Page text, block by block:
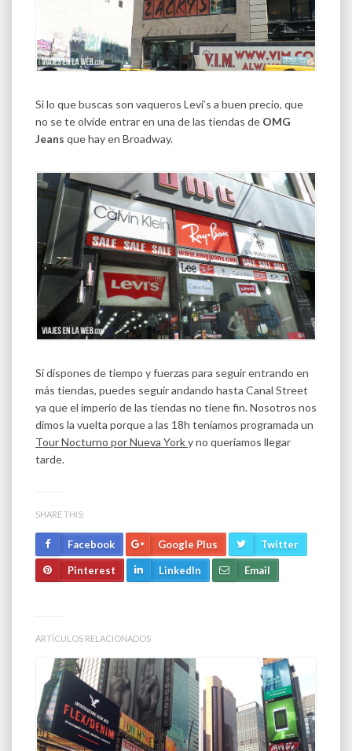
Si lo que buscas son vaqueros Levi’s a buen precio, que
no se te olvide entrar en una de las tiendas de OMG
Jeans que hay en Broadway.
Si dispones de tiempo y fuerzas para seguir entrando en
más tiendas, puedes seguir andando hasta Canal Street
ya que el imperio de las tiendas no tiene fin. Nosotros nos
dimos la vuelta porque a las 18h teníamos programada un
Tour Nocturno por Nueva Yorky no queríamos llegar
tarde.
SHARE THIS:
Facebook Google Plus Twitter
Pinterest LinkedIn Email
ARTÍCULOS RELACIONADOS